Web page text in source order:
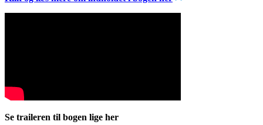
Se traileren til bogen lige her